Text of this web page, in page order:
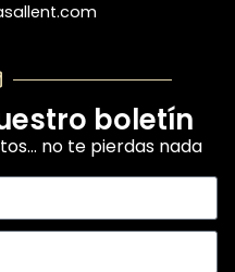
boletín
no te pierdas nada